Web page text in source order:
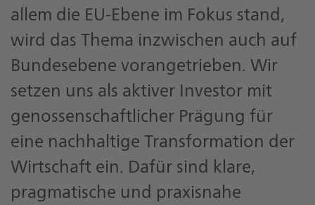
allem die EU-Ebene im Fokus stand,
wird das Thema inzwischen auch auf
Bundesebene vorangetrieben. Wir
setzen uns als aktiver Investor mit
genossenschaftlicher Prägung für
eine nachhaltige Transformation der
Wirtschaft ein. Dafür sind klare,
pragmatische und praxisnahe